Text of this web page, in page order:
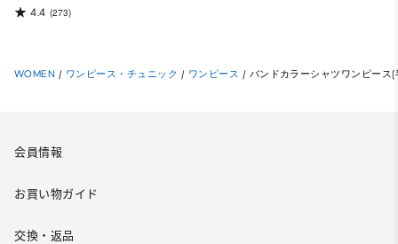
4.4 (273)
WOMEN / ワンピース・チュニック / ワンピース / バンドカラーシャツワンピース(
会員情報
お買い物ガイド
交換・返品